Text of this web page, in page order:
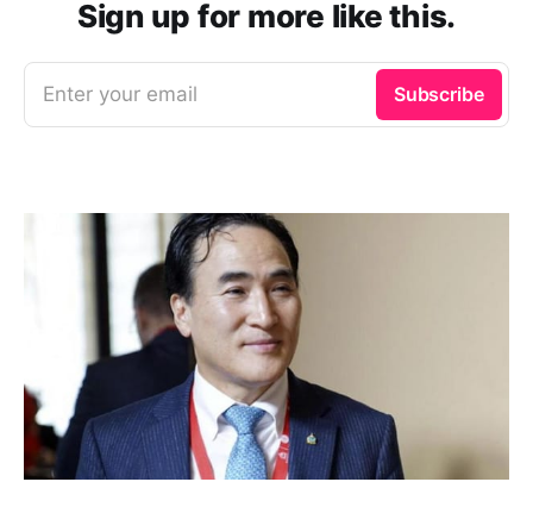
Sign up for more like this.
Enter your email Subscribe